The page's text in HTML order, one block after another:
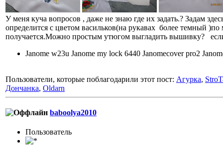
У меня куча вопросов , даже не знаю где их задать.? Задам
определится с цветом васильков(на рукавах более темный
получается.Можно простым утюгом выгладить вышивку?
Janome w23u Janome my lock 6440 Janomecover pro2
Пользователи, которые поблагодарили этот пост: Агурка,
Дончанка, Oldarn
baboolya2010
Пользоватeль